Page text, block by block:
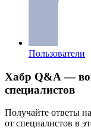
Пользователи
Хабр Q&A —
специалистов
Получайте ответы
от специалистов в